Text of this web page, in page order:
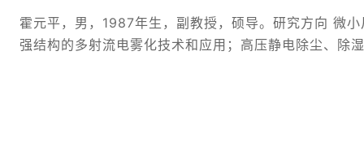
霍元平，男，1987年生，副教授，硕导。研究方向 微
强结构的多射流电雾化技术和应用；高压静电除尘、除